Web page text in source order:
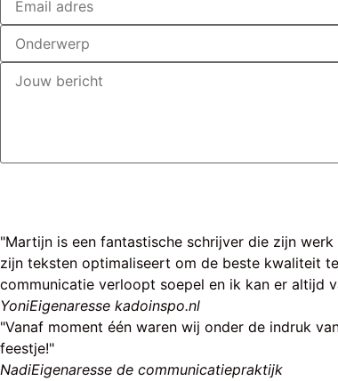
"Martijn is een fantastische schrijver die zijn
zijn teksten optimaliseert om de beste kwaliteit
communicatie verloopt soepel en ik kan er altijd
YoniEigenaresse kadoinspo.nl
"Vanaf moment één waren wij onder de indruk
feestje!"
NadiEigenaresse de communicatiepraktijk